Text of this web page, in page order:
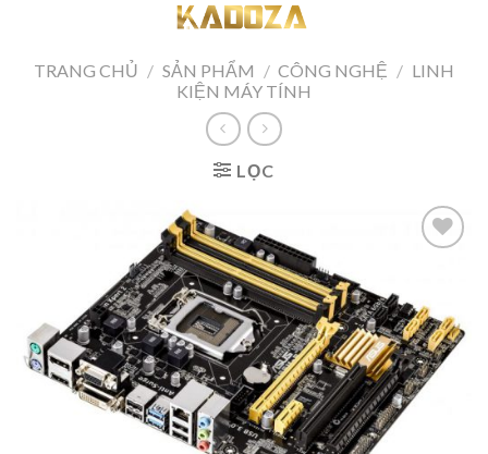
contentTRANG CHỦ / SẢN PHẨM / CÔNG NGHỆ / LINH
KIỆN MÁY TÍNH
LỌC
Add to
wishlist